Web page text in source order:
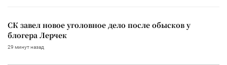
СК завел новое уголовное дело после обысков у
блогера Лерчек
29 минут назад